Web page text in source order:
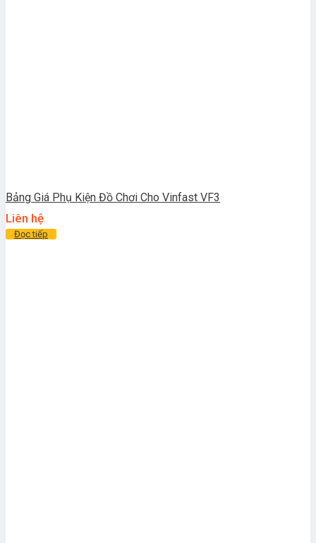
Bảng Giá Phụ Kiện Đồ Chơi Cho Vinfast VF3
Liên hệ
Đọc tiếp